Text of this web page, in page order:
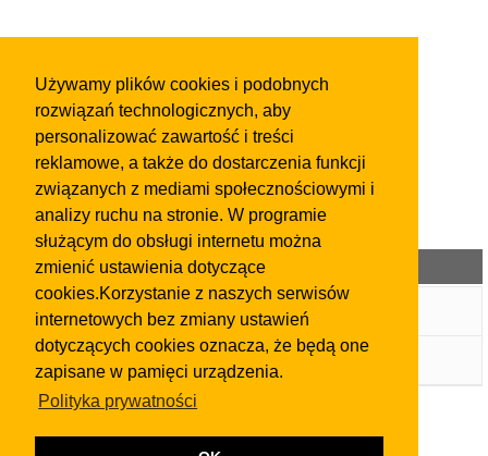
Używamy plików cookies i podobnych
rozwiązań technologicznych, aby
personalizować zawartość i treści
reklamowe, a także do dostarczenia funkcji
związanych z mediami społecznościowymi i
analizy ruchu na stronie. W programie
służącym do obsługi internetu można
zmienić ustawienia dotyczące
cookies.Korzystanie z naszych serwisów
internetowych bez zmiany ustawień
dotyczących cookies oznacza, że będą one
zapisane w pamięci urządzenia.
Polityka prywatności
Kategorie ogłoszeń
Wpis w Katalogu Firm
Ogłoszenia